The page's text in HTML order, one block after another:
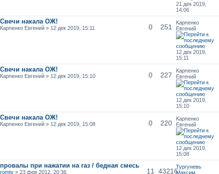
21 дек 2019,
14:06
Свечи накала ОЖ!
Карпенко Евгений » 12 дек 2019, 15:11 0 251
Карпенко
Евгений
12 дек 2019,
15:11
Свечи накала ОЖ!
Карпенко Евгений » 12 дек 2019, 15:10 0 227
Карпенко
Евгений
12 дек 2019,
15:10
Свечи накала ОЖ!
Карпенко Евгений » 12 дек 2019, 15:08 0 220
Карпенко
Евгений
12 дек 2019,
15:08
провалы при нажатии на газ / бедная смесь
romtv » 23 фев 2012, 20:36 11 43216
Тургуневь
Максим